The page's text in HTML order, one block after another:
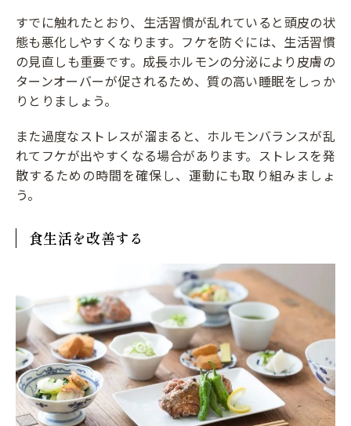
すでに触れたとおり、生活習慣が乱れていると頭皮の状
態も悪化しやすくなります。フケを防ぐには、生活習慣
の見直しも重要です。成長ホルモンの分泌により皮膚の
ターンオーバーが促されるため、質の高い睡眠をしっか
りとりましょう。
また過度なストレスが溜まると、ホルモンバランスが乱
れてフケが出やすくなる場合があります。ストレスを発
散するための時間を確保し、運動にも取り組みましょ
う。
食生活を改善する